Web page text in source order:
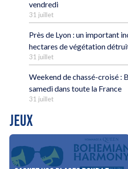
vendredi
31 juillet
Près de Lyon : un important
hectares de végétation
31 juillet
Weekend de chassé-croisé :
samedi dans toute la France
31 juillet
JEUX